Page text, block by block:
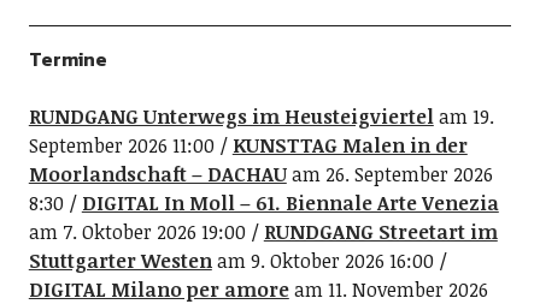
Termine
RUNDGANG Unterwegs im Heusteigviertelam 19.
September 2026 11:00
KUNSTTAG Malen in der
Moorlandschaft – DACHAUam 26. September 2026
8:30
DIGITAL In Moll – 61. Biennale Arte Venezia
am 7. Oktober 2026 19:00
RUNDGANG Streetart im
Stuttgarter Westenam 9. Oktober 2026 16:00
DIGITAL Milano per amoream 11. November 2026